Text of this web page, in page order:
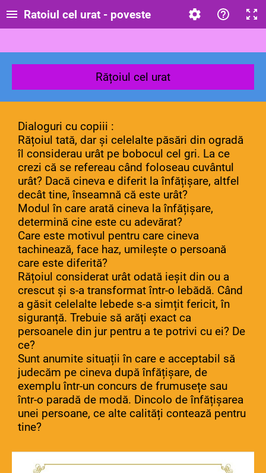
Ratoiul cel urat - poveste
Rățoiul cel urat
Dialoguri cu copiii :
Rățoiul tată, dar și celelalte păsări din ogradă
îl considerau urât pe bobocul cel gri. La ce
crezi că se refereau când foloseau cuvântul
urât? Dacă cineva e diferit la înfățișare, altfel
decât tine, înseamnă că este urât?
Modul în care arată cineva la înfățișare,
determină cine este cu adevărat?
Care este motivul pentru care cineva
tachinează, face haz, umilește o persoană
care este diferită?
Rățoiul considerat urât odată ieșit din ou a
crescut și s-a transformat într-o lebădă. Când
a găsit celelalte lebede s-a simțit fericit, în
siguranță. Trebuie să arăți exact ca
persoanele din jur pentru a te potrivi cu ei? De
ce?
Sunt anumite situații în care e acceptabil să
judecăm pe cineva după înfățișare, de
exemplu într-un concurs de frumusețe sau
într-o paradă de modă. Dincolo de înfățișarea
unei persoane, ce alte calități contează pentru
tine?